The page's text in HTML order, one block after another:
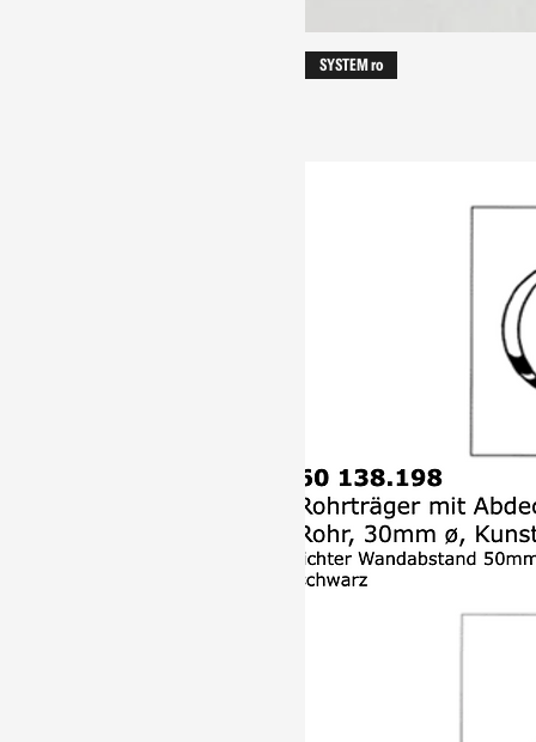
SYSTEM ro